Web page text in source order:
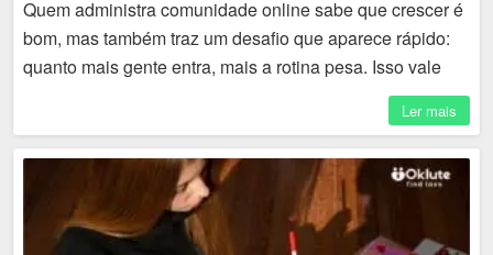
Quem administra comunidade online sabe que crescer é
bom, mas também traz um desafio que aparece rápido:
quanto mais gente entra, mais a rotina pesa. Isso vale
para diferentes plataformas, inclusive ambientes...
Ler mais